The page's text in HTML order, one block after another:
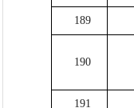
189
190
191